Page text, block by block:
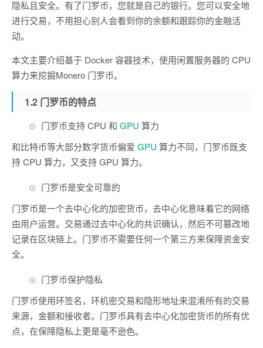
隐私且安全。有了门罗币，您就是自己的银行。您可以安全地
进行交易，不用担心别人会看到你的余额和跟踪你的金融活
动。
本文主要介绍基于 Docker 容器技术，使用闲置服务器的 CPU
算力来挖掘Monero 门罗币。
1.2 门罗币的特点
门罗币支持 CPU 和 GPU 算力
和比特币等大部分数字货币偏爱 GPU 算力不同，门罗币既支
持 CPU 算力，又支持 GPU 算力。
门罗币是安全可靠的
门罗币是一个去中心化的加密货币，去中心化意味着它的网络
由用户运营。交易通过去中心化的共识确认，然后不可篡改地
记录在区块链上。门罗币不需要任何一个第三方来保障资金安
全。
门罗币保护隐私
门罗币使用环签名，环机密交易和隐形地址来混淆所有的交易
来源，金额和接收者。门罗币具有去中心化加密货币的所有优
点，在保障隐私上更是毫不逊色。